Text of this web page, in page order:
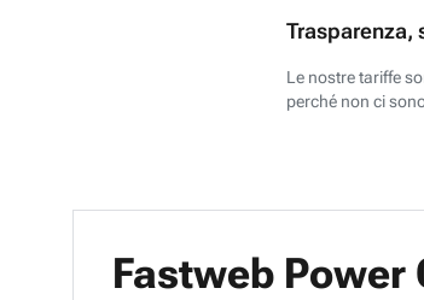
Trasparenza,
Le nostre tariffe
perché non ci
Fastweb Power